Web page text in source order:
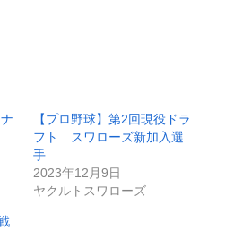
【プロ野球】第2回現役ドラ
フト スワローズ新加入選
手
2023年12月9日
ヤクルトスワローズ